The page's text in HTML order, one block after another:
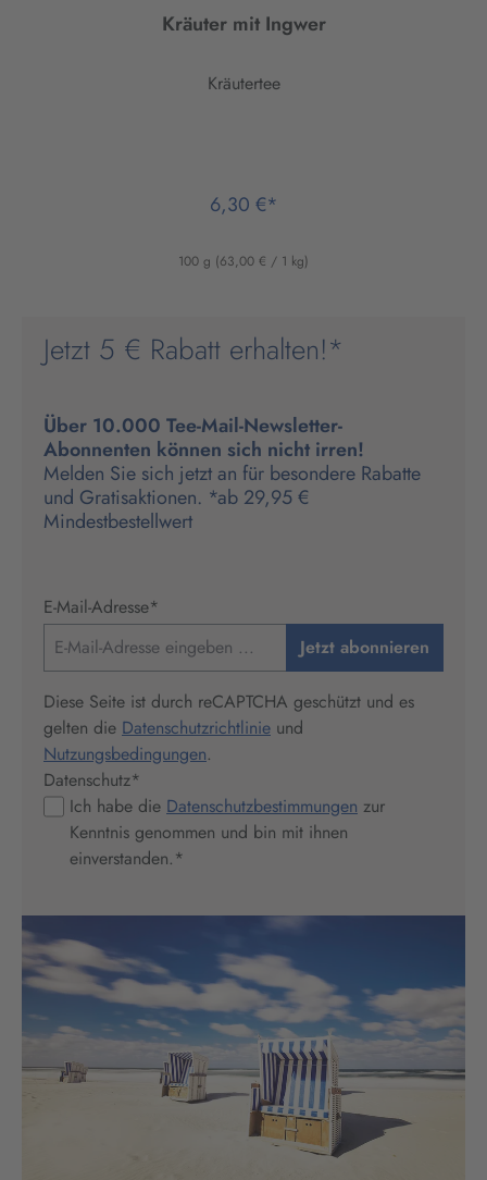
Kräuter mit Ingwer
Kräutertee
6,30 €*
100 g (63,00 € / 1 kg)
Jetzt 5 € Rabatt erhalten!*
Über 10.000 Tee-Mail-Newsletter-
Abonnenten können sich nicht irren!
Melden Sie sich jetzt an für besondere Rabatte
und Gratisaktionen. *ab 29,95 €
Mindestbestellwert
E-Mail-Adresse*
Jetzt abonnieren
Diese Seite ist durch reCAPTCHA geschützt und es
gelten die Datenschutzrichtlinie und
Nutzungsbedingungen.
Datenschutz*
Ich habe die Datenschutzbestimmungen zur
Kenntnis genommen und bin mit ihnen
einverstanden.*